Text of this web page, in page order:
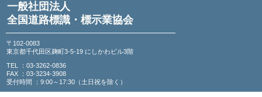
一般社団法人
全国道路標識・標示業協会
〒102-0083
東京都千代田区麹町3-5-19 にしかわビル3階
TEL ：03-3262-0836
FAX ：03-3234-3908
受付時間 ：9:00～17:30（土日祝を除く）